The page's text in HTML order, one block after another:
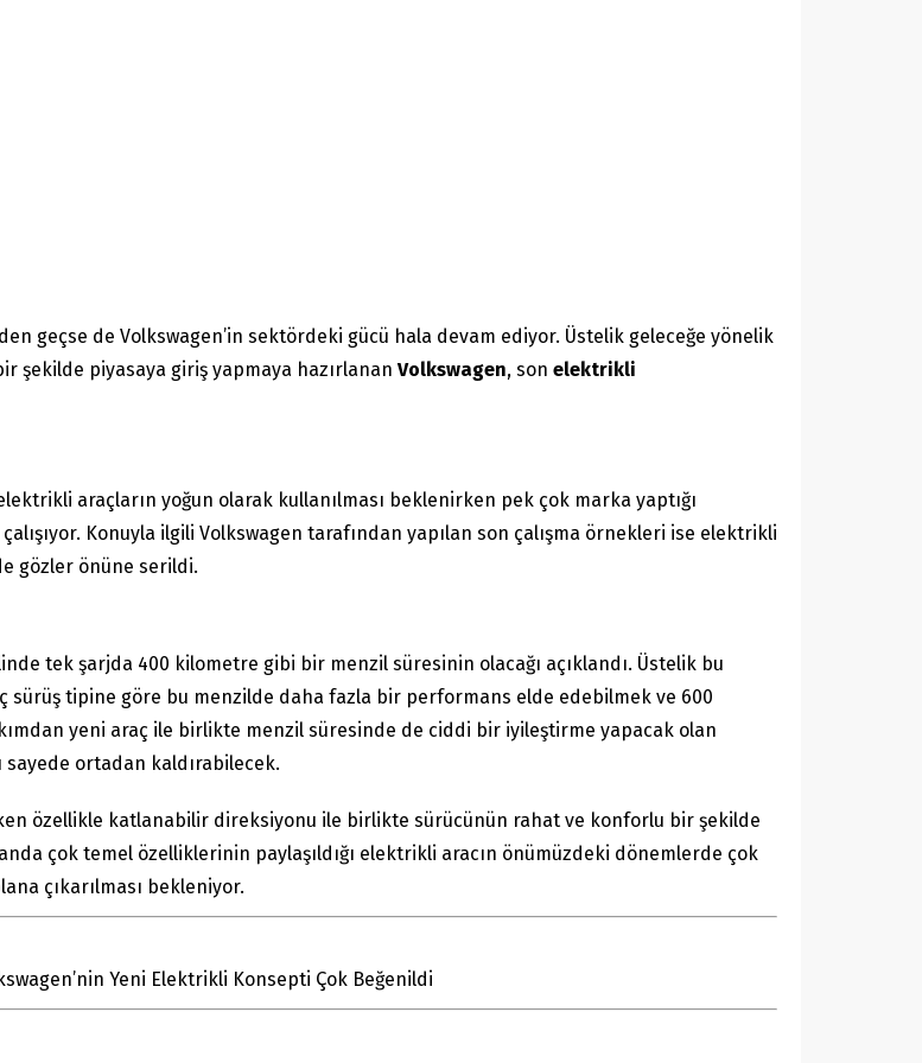
geçse de Volkswagen’in sektördeki gücü hala devam ediyor. Üstelik geleceğe yönelik
şekilde piyasaya giriş yapmaya hazırlanan Volkswagen, son elektrikli
araçların yoğun olarak kullanılması beklenirken pek çok marka yaptığı
Konuyla ilgili Volkswagen tarafından yapılan son çalışma örnekleri ise elektrikli
gözler önüne serildi.
tek şarjda 400 kilometre gibi bir menzil süresinin olacağı açıklandı. Üstelik bu
sürüş tipine göre bu menzilde daha fazla bir performans elde edebilmek ve 600
yeni araç ile birlikte menzil süresinde de ciddi bir iyileştirme yapacak olan
ortadan kaldırabilecek.
özellikle katlanabilir direksiyonu ile birlikte sürücünün rahat ve konforlu bir şekilde
çok temel özelliklerinin paylaşıldığı elektrikli aracın önümüzdeki dönemlerde çok
çıkarılması bekleniyor.
Yeni Elektrikli Konsepti Çok Beğenildi